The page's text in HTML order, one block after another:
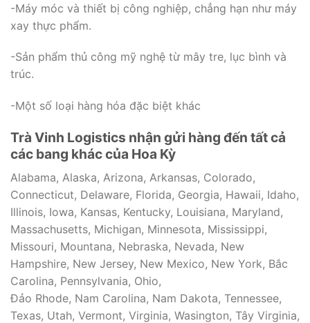
-Máy móc và thiết bị công nghiệp, chẳng hạn như máy
xay thực phẩm.
-Sản phẩm thủ công mỹ nghệ từ mây tre, lục bình và
trúc.
-Một số loại hàng hóa đặc biệt khác
Trà Vinh Logistics nhận gửi hàng đến tất cả
các bang khác của Hoa Kỳ
Alabama, Alaska, Arizona, Arkansas, Colorado,
Connecticut, Delaware, Florida, Georgia, Hawaii, Idaho,
Illinois, Iowa, Kansas, Kentucky, Louisiana, Maryland,
Massachusetts, Michigan, Minnesota, Mississippi,
Missouri, Mountana, Nebraska, Nevada, New
Hampshire, New Jersey, New Mexico, New York, Bắc
Carolina, Pennsylvania, Ohio,
Đảo Rhode, Nam Carolina, Nam Dakota, Tennessee,
Texas, Utah, Vermont, Virginia, Wasington, Tây Virginia,